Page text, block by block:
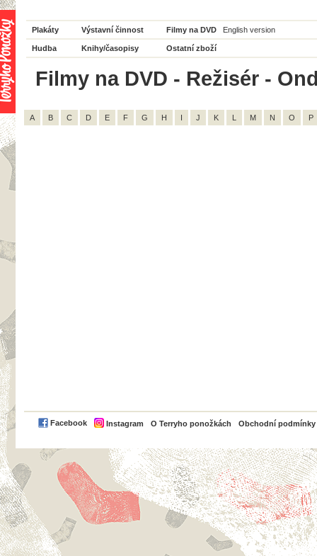
Plakáty Výstavní činnost Filmy na DVD English version
Hudba Knihy/časopisy Ostatní zboží
Filmy na DVD - Režisér -
A B C D E F G H I J K L M N O P
Facebook Instagram O Terryho ponožkách Obchodní podmínky
PayPal